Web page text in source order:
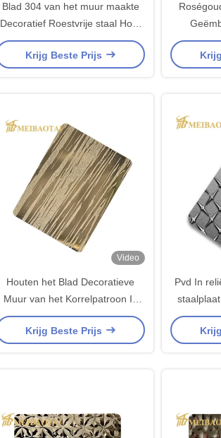
Blad 304 van het muur maakte
Decoratief Roestvrije staal Hout
Geëindigd in reliëf
Krijg Beste Prijs
Video
Houten het Blad Decoratieve
Muur van het Korrelpatroon In
reliëf gemaakte Roestvrije staal
Krijg Beste Prijs
Pvd In
van